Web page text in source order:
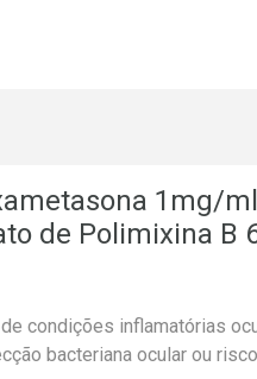
1mg/
de Polimixina B
condições inflamatórias
bacteriana ocular ou